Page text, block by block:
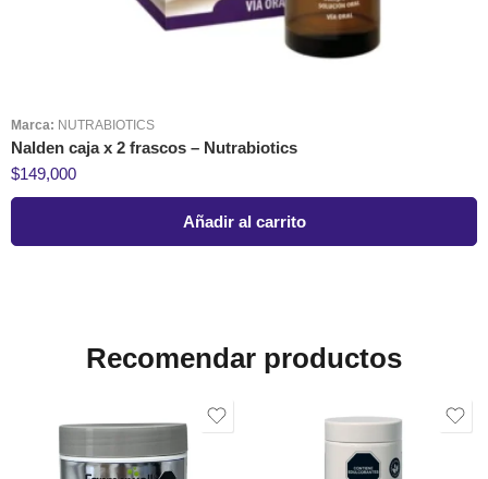
Marca: NUTRABIOTICS
Nalden caja x 2 frascos – Nutrabiotics
$149,000
Añadir al carrito
Recomendar productos